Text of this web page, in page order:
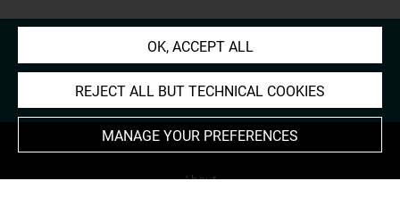
About
OK, ACCEPT ALL
REJECT ALL BUT TECHNICAL COOKIES
MANAGE YOUR PREFERENCES